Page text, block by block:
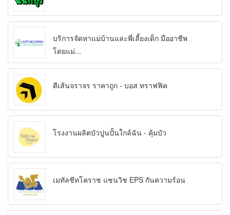
บริการจัดหาแม่บ้านและพี่เลี้ยงเด็ก มืออาชีพ
โดยแม่...
ตีเส้นจราจร ราคาถูก - บอส ทราฟฟิค
โรงงานผลิตบัวปูนปั้นใกล้ฉัน - คุ้มบัว
เมทัลชีทโคราช แซนวิช EPS กันความร้อน